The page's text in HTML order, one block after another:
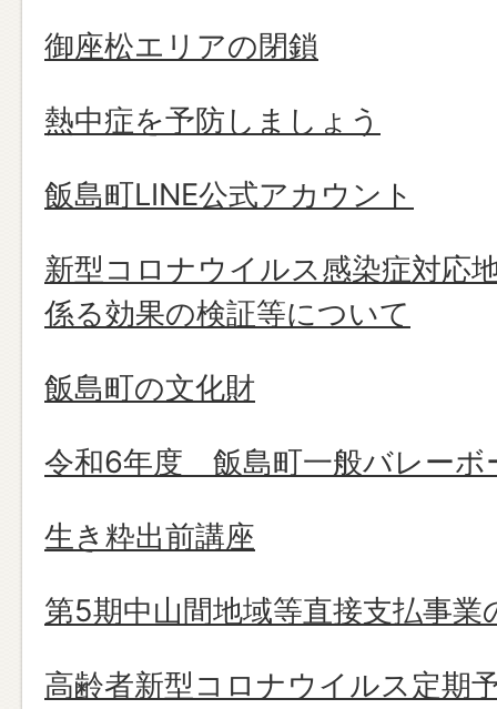
御座松エリアの閉鎖
熱中症を予防しましょう
飯島町LINE公式アカウント
新型コロナウイルス感染症対応
係る効果の検証等について
飯島町の文化財
令和6年度 飯島町一般バレーボ
生き粋出前講座
第5期中山間地域等直接支払事業
高齢者新型コロナウイルス定期